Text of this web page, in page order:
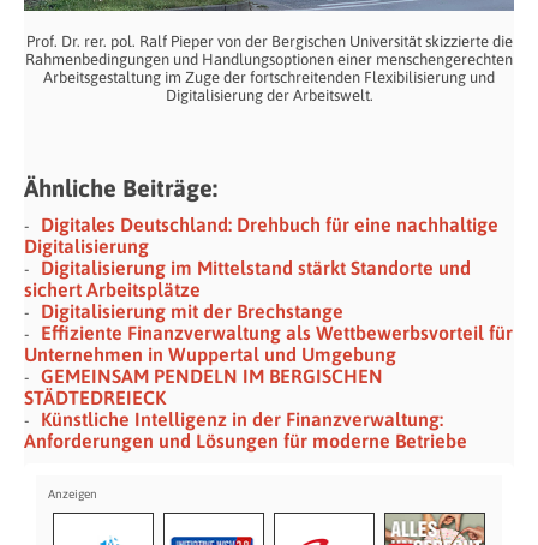
Prof. Dr. rer. pol. Ralf Pieper von der Bergischen Universität skizzierte die
Rahmenbedingungen und Handlungsoptionen einer menschengerechten
Arbeitsgestaltung im Zuge der fortschreitenden Flexibilisierung und
Digitalisierung der Arbeitswelt.
Ähnliche Beiträge:
Digitales Deutschland: Drehbuch für eine nachhaltige
Digitalisierung
Digitalisierung im Mittelstand stärkt Standorte und
sichert Arbeitsplätze
Digitalisierung mit der Brechstange
Effiziente Finanzverwaltung als Wettbewerbsvorteil für
Unternehmen in Wuppertal und Umgebung
GEMEINSAM PENDELN IM BERGISCHEN
STÄDTEDREIECK
Künstliche Intelligenz in der Finanzverwaltung:
Anforderungen und Lösungen für moderne Betriebe